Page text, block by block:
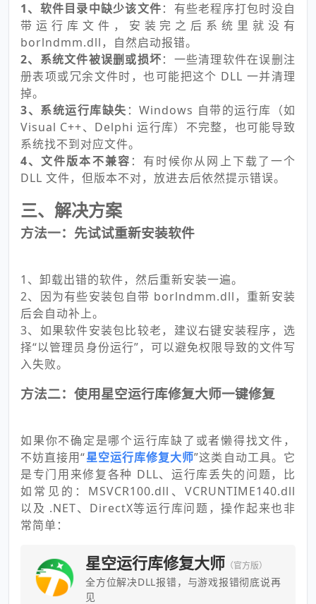
1、软件目录中缺少该文件：有些老程序打包时没自
带运行库文件，安装完之后系统里就没有
borlndmm.dll，自然启动报错。
2、系统文件被误删或损坏：一些清理软件在误删注
册表项或冗余文件时，也可能把这个 DLL 一并清理
掉。
3、系统运行库缺失 ：Windows 自带的运行库（如
Visual C++、Delphi 运行库）不完整，也可能导致
系统找不到对应文件。
4、文件版本不兼容 ：有时候你从网上下载了一个
DLL 文件，但版本不对，放进去后依然提示错误。
三、解决方案
方法一：先试试重新安装软件
1、卸载出错的软件，然后重新安装一遍。
2、因为有些安装包自带 borlndmm.dll，重新安装
后会自动补上。
3、如果软件安装包比较老，建议右键安装程序，选
择“以管理员身份运行”，可以避免权限导致的文件写
入失败。
方法二：使用星空运行库修复大师一键修复
如果你不确定是哪个运行库缺了或者懒得找文件，
不妨直接用“星空运行库修复大师”这类自动工具。它
是专门用来修复各种 DLL、运行库丢失的问题，比
如常见的：MSVCR100.dll、VCRUNTIME140.dll
以及 .NET、DirectX等运行库问题，操作起来也非
常简单：
星空运行库修复大师 （官方版）
全方位解决DLL报错，与游戏报错彻底说再
见